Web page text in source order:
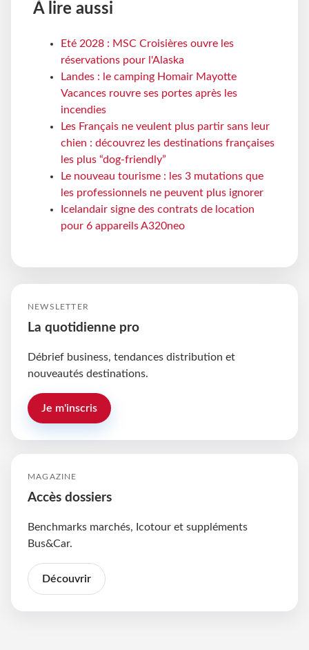
À lire aussi
Eté 2028 : MSC Croisières ouvre les
réservations pour l'Alaska
Landes : le camping Homair Mayotte
Vacances rouvre ses portes après les
incendies
Les Français ne veulent plus partir sans leur
chien : découvrez les destinations françaises
les plus “dog-friendly”
Le nouveau tourisme : les 3 mutations que
les professionnels ne peuvent plus ignorer
Icelandair signe des contrats de location
pour 6 appareils A320neo
NEWSLETTER
La quotidienne pro
Débrief business, tendances distribution et
nouveautés destinations.
Je m'inscris
MAGAZINE
Accès dossiers
Benchmarks marchés, Icotour et suppléments
Bus&Car.
Découvrir